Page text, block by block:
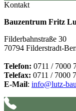
Kontakt
Bauzentrum Fritz
Filderbahnstraße 30
70794 Filderstradt-
Telefon: 0711 / 7000
Telefax: 0711 / 7000
E-Mail: info@lutz-